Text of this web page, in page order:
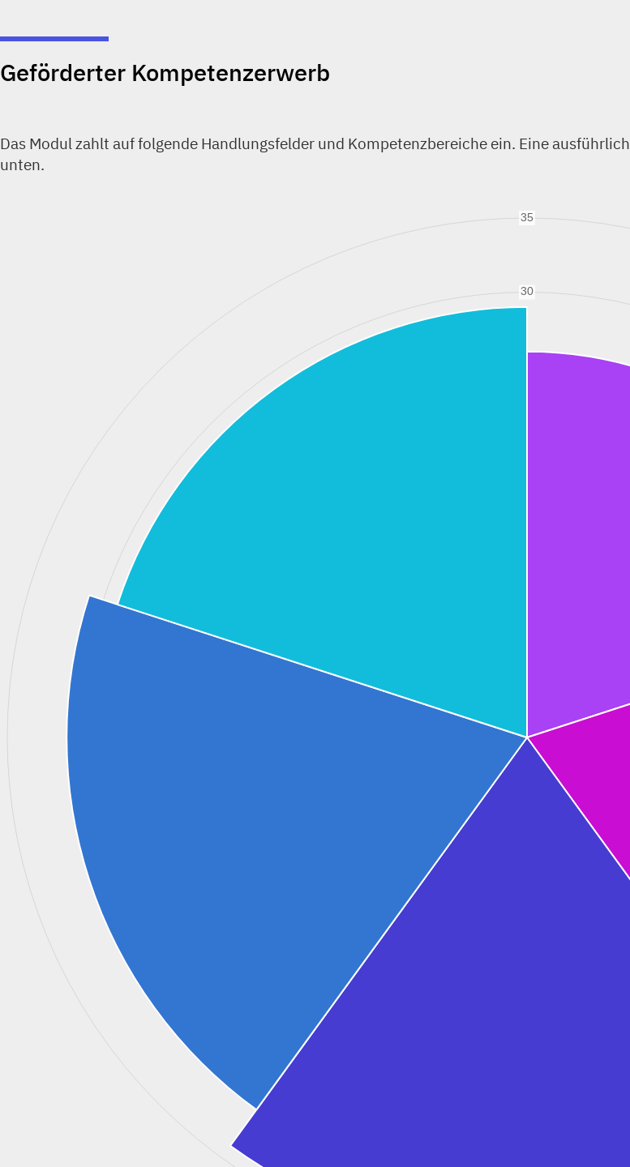
Geförderter Kompetenzerwerb
Das Modul zahlt auf folgende Handlungsfelder und Kompetenzbereiche ein. Eine
unten.